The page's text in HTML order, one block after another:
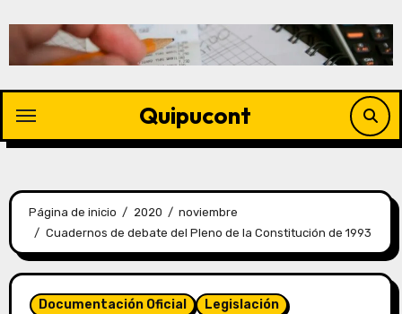
Quipucont
Página de inicio 2020
noviembre
Cuadernos de debate del Pleno de la Constitución de 1993
Documentación Oficial Legislación